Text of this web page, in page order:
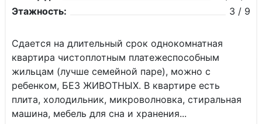
Этажность:
3 / 9
Сдается на длительный срок однокомнатная
квартира чистоплотным платежеспособным
жильцам (лучше семейной паре), можно с
ребенком, БЕЗ ЖИВОТНЫХ. В квартире есть
плита, холодильник, микроволновка, стиральная
машина, мебель для сна и хранения...